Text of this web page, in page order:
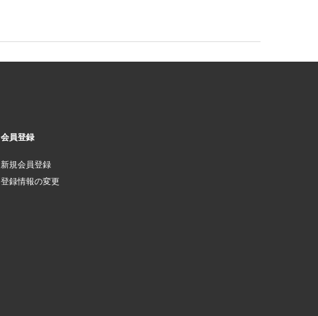
会員登録
新規会員登録
登録情報の変更